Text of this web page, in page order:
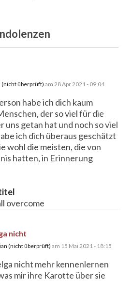
(nicht überprüft)am 28 Apr 2021 - 09:04
habe ich dich kaum
der so viel für die
uns getan hat und noch so viel
ich dich überaus geschätzt
wohl die meisten, die von
hatten, in Erinnerung
overcome
nicht
(nicht überprüft) am 15 Mai 2021 - 18:15
nicht mehr kennenlernen
mir ihre Karotte über sie